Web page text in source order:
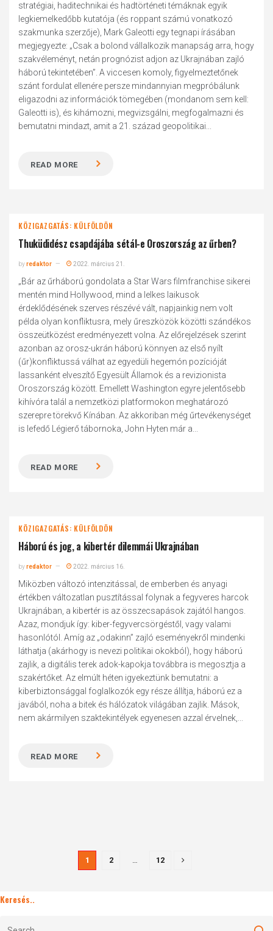
stratégiai, haditechnikai és hadtörténeti témáknak egyik
legkiemelkedőbb kutatója (és roppant számú vonatkozó
szakmunka szerzője), Mark Galeotti egy tegnapi írásában
megjegyezte: „Csak a bolond vállalkozik manapság arra, hogy
szakvéleményt, netán prognózist adjon az Ukrajnában zajló
háború tekintetében”. A viccesen komoly, figyelmeztetőnek
szánt fordulat ellenére persze mindannyian megpróbálunk
eligazodni az információk tömegében (mondanom sem kell:
Galeotti is), és kihámozni, megvizsgálni, megfogalmazni és
bemutatni mindazt, amit a 21. század geopolitikai...
READ MORE
KÖZIGAZGATÁS: KÜLFÖLDÖN
Thuküdidész csapdájába sétál-e Oroszország az űrben?
byredaktor 2022. március 21.
„Bár az űrháború gondolata a Star Wars filmfranchise sikerei
mentén mind Hollywood, mind a lelkes laikusok
érdeklődésének szerves részévé vált, napjainkig nem volt
példa olyan konfliktusra, mely űreszközök közötti szándékos
összeütközést eredményezett volna. Az előrejelzések szerint
azonban az orosz-ukrán háború könnyen az első nyílt
(űr)konfliktussá válhat az egyedüli hegemón pozícióját
lassanként elveszítő Egyesült Államok és a revizionista
Oroszország között. Emellett Washington egyre jelentősebb
kihívóra talál a nemzetközi platformokon meghatározó
szerepre törekvő Kínában. Az akkoriban még űrtevékenységet
is lefedő Légierő tábornoka, John Hyten már a...
READ MORE
KÖZIGAZGATÁS: KÜLFÖLDÖN
Háború és jog, a kibertér dilemmái Ukrajnában
byredaktor 2022. március 16.
Miközben változó intenzitással, de emberben és anyagi
értékben változatlan pusztítással folynak a fegyveres harcok
Ukrajnában, a kibertér is az összecsapások zajától hangos.
Azaz, mondjuk így: kiber-fegyvercsörgéstől, vagy valami
hasonlótól. Amíg az „odakinn” zajló eseményekről mindenki
láthatja (akárhogy is nevezi politikai okokból), hogy háború
zajlik, a digitális terek adok-kapokja továbbra is megosztja a
szakértőket. Az elmúlt héten igyekeztünk bemutatni: a
kiberbiztonsággal foglalkozók egy része állítja, háború ez a
javából, noha a bitek és hálózatok világában zajlik. Mások,
nem akármilyen szaktekintélyek egyenesen azzal érvelnek,...
READ MORE
1 2 … 12
Keresés..